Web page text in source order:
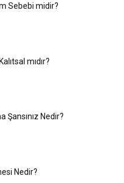
Sebebi midir?
mıdır?
Şansınız Nedir?
Nedir?